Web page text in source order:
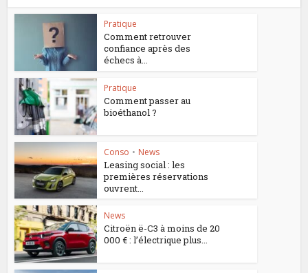
Pratique
Comment retrouver
confiance après des
échecs à...
Pratique
Comment passer au
bioéthanol ?
Conso • News
Leasing social : les
premières réservations
ouvrent...
News
Citroën ë-C3 à moins de 20
000 € : l’électrique plus...